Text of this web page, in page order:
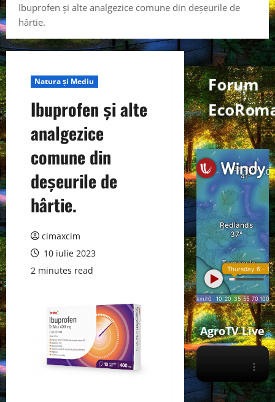
Ibuprofen și alte analgezice comune din deșeurile de
hârtie.
Natura și Mediu
Ibuprofen și alte
analgezice
comune din
deșeurile de
hârtie.
cimaxcim
10 iulie 2023
2 minutes read
Forum
AgroTV Live